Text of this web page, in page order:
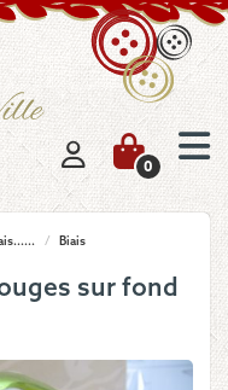
0
/ Biais
sur fond